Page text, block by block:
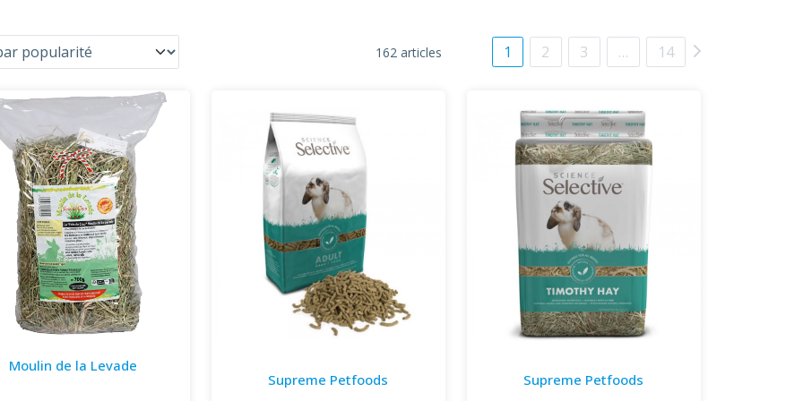
162 articles 1 2 3 … 14
Moulin de la Levade
Supreme Petfoods Supreme Petfoods